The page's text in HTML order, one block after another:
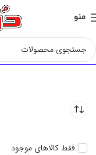
منو
فقط کالاهای موجود